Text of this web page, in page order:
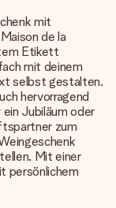
mit
de la
Etikett
mit deinem
selbst gestalten.
hervorragend
Jubiläum oder
zum
Mit einer
persönlichem